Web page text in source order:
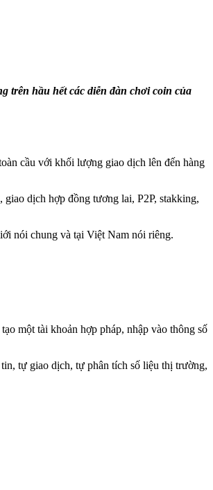
trên hầu hết các diễn đàn chơi coin của
cầu với khối lượng giao dịch lên đến hàng
dịch hợp đồng tương lai, P2P, stakking,
nói chung và tại Việt Nam nói riêng.
một tài khoản hợp pháp, nhập vào thông số
tự giao dịch, tự phân tích số liệu thị trường,